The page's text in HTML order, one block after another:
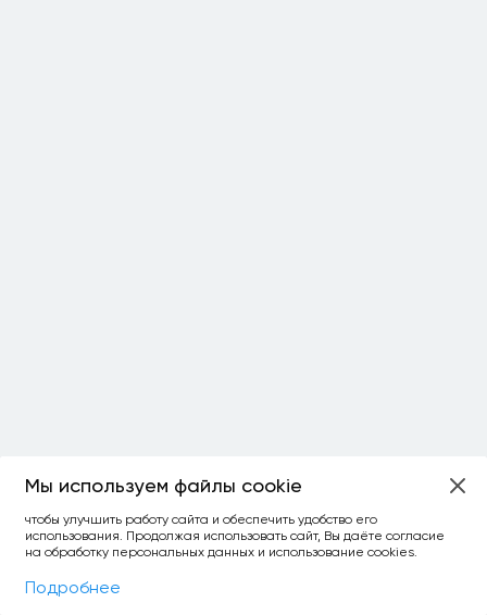
Фильтры
Мы используем файлы cookie
чтобы улучшить работу сайта и обеспечить удобство его
использования. Продолжая использовать сайт, Вы даёте согласие
на обработку персональных данных и использование cookies.
Подробнее
ОСТАЛОСЬ:
уточнить фильтр сравнить топ-3
спросить ИИ